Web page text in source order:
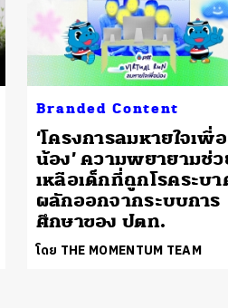
Branded Content
‘โครงการลมหายใจเพื่อ
น้อง’ ความพยายามช่
เหลือเด็กที่ถูกโรคระบ
ผลักออกจากระบบการ
ศึกษาของ ปตท.
โดย THE MOMENTUM TEAM